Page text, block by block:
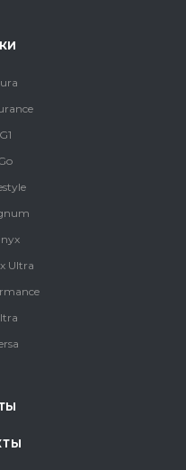
Ultra